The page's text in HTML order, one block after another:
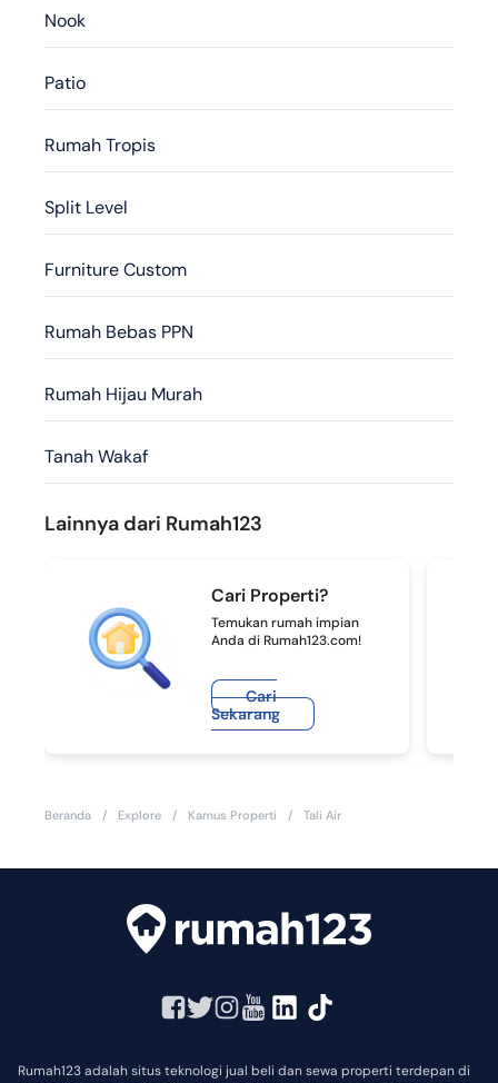
Nook
Patio
Rumah Tropis
Split Level
Furniture Custom
Rumah Bebas PPN
Rumah Hijau Murah
Tanah Wakaf
Lainnya dari Rumah123
Cari Properti?
Temukan rumah impian
Anda di Rumah123.com!
Cari
Sekarang
Beranda / Explore / Kamus Properti / Tali Air
Rumah123 adalah situs teknologi jual beli dan sewa properti terdepan di